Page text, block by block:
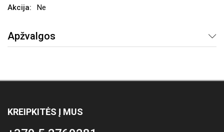
Ne
Apžvalgos
KREIPKITĖS Į MUS